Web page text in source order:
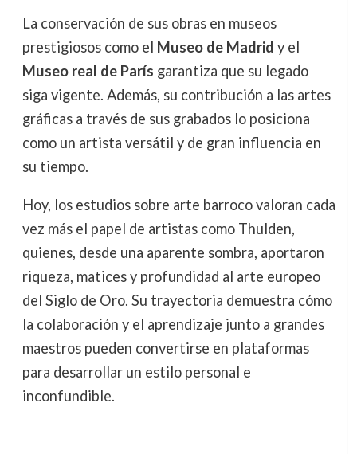
La conservación de sus obras en museos
prestigiosos como el Museo de Madrid y el
Museo real de París garantiza que su legado
siga vigente. Además, su contribución a las artes
gráficas a través de sus grabados lo posiciona
como un artista versátil y de gran influencia en
su tiempo.
Hoy, los estudios sobre arte barroco valoran cada
vez más el papel de artistas como Thulden,
quienes, desde una aparente sombra, aportaron
riqueza, matices y profundidad al arte europeo
del Siglo de Oro. Su trayectoria demuestra cómo
la colaboración y el aprendizaje junto a grandes
maestros pueden convertirse en plataformas
para desarrollar un estilo personal e
inconfundible.